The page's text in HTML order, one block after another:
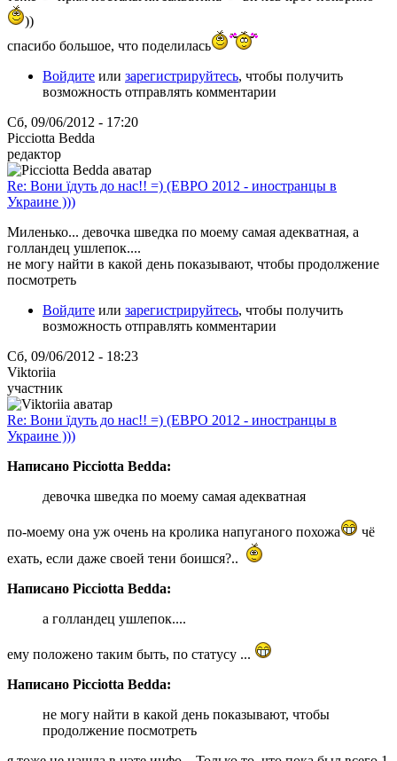
))
спасибо большое, что поделилась
Войдите или зарегистрируйтесь, чтобы получить
возможность отправлять комментарии
Сб, 09/06/2012 - 17:20
Picciotta Bedda
редактор
Re: Вони їдуть до нас!! =) (ЕВРО 2012 - иностранцы в
Украине )))
Миленько... девочка шведка по моему самая адекватная, а
голландец ушлепок....
не могу найти в какой день показывают, чтобы продолжение
посмотреть
Войдите или зарегистрируйтесь, чтобы получить
возможность отправлять комментарии
Сб, 09/06/2012 - 18:23
Viktoriia
участник
Re: Вони їдуть до нас!! =) (ЕВРО 2012 - иностранцы в
Украине )))
Написано Picciotta Bedda:
девочка шведка по моему самая адекватная
по-моему она уж очень на кролика напуганого похожа
чё
ехать, если даже своей тени боишся?..
Написано Picciotta Bedda:
а голландец ушлепок....
ему положено таким быть, по статусу ...
Написано Picciotta Bedda:
не могу найти в какой день показывают, чтобы
продолжение посмотреть